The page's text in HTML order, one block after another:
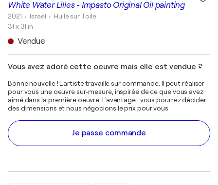
White Water Lilies - Impasto Original Oil painting
2021 • Israël • Huile sur Toile
31 x 31 in
Vendue
Vous avez adoré cette oeuvre mais elle est vendue ?
Bonne nouvelle ! L'artiste travaille sur commande. Il peut réaliser
pour vous une oeuvre sur-mesure, inspirée de ce que vous avez
aimé dans la première oeuvre. L'avantage : vous pourrez décider
des dimensions et nous négocions le prix pour vous.
Je passe commande